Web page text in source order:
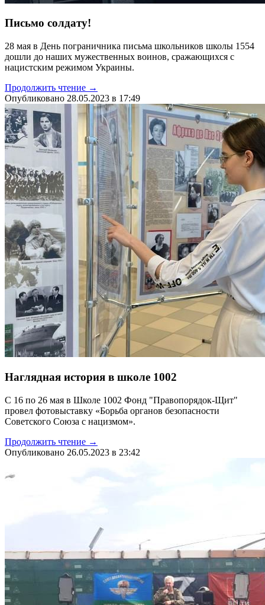
Письмо солдату!
28 мая в День пограничника письма школьников школы 1554
дошли до наших мужественных воинов, сражающихся с
нацистским режимом Украины.
Продолжить чтение →
Опубликовано 28.05.2023 в 17:49
Наглядная история в школе 1002
С 16 по 26 мая в Школе 1002 Фонд "Правопорядок-Щит"
провел фотовыставку «Борьба органов безопасности
Советского Союза с нацизмом».
Продолжить чтение →
Опубликовано 26.05.2023 в 23:42